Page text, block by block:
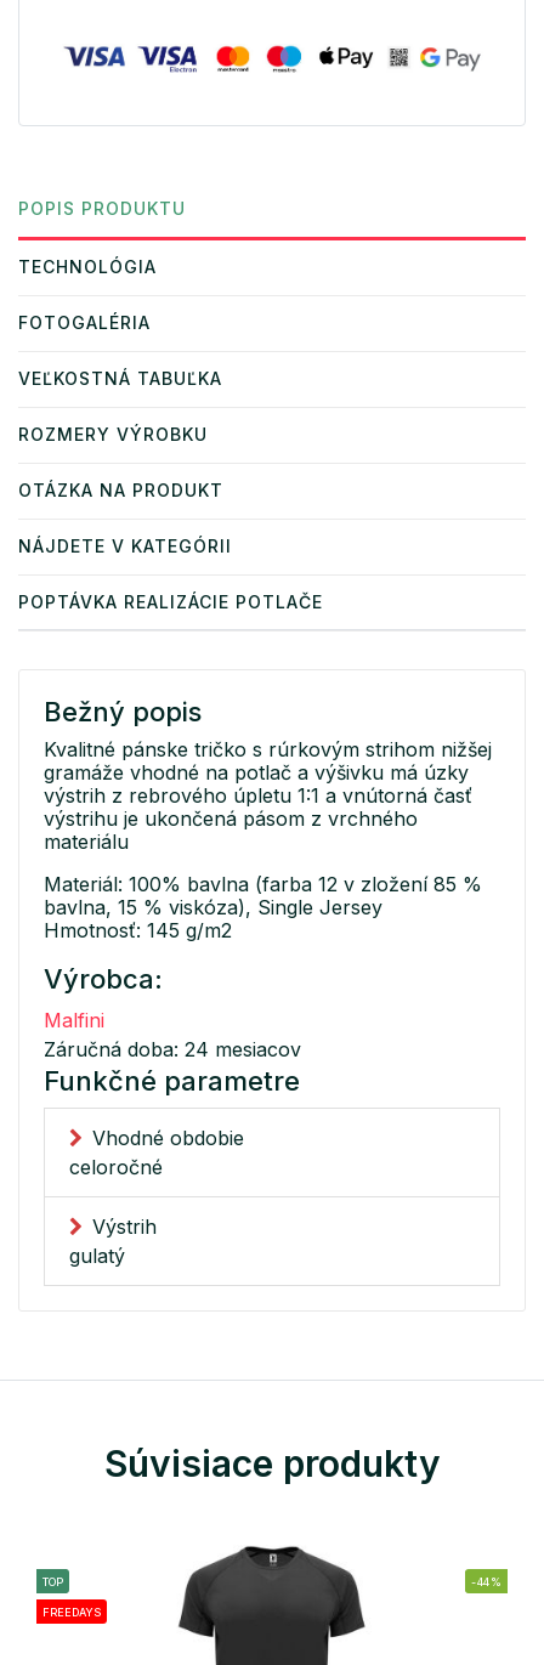
POPIS PRODUKTU
TECHNOLÓGIA
FOTOGALÉRIA
VEĽKOSTNÁ TABUĽKA
ROZMERY VÝROBKU
OTÁZKA NA PRODUKT
NÁJDETE V KATEGÓRII
POPTÁVKA REALIZÁCIE POTLAČE
Bežný popis
Kvalitné pánske tričko s rúrkovým strihom nižšej
gramáže vhodné na potlač a výšivku má úzky
výstrih z rebrového úpletu 1:1 a vnútorná časť
výstrihu je ukončená pásom z vrchného
materiálu
Materiál: 100% bavlna (farba 12 v zložení 85 %
bavlna, 15 % viskóza), Single Jersey
Hmotnosť: 145 g/m2
Výrobca:
Malfini
Záručná doba: 24 mesiacov
Funkčné parametre
Vhodné obdobie
celoročné
Výstrih
gulatý
Súvisiace produkty
TOP
FREEDAYS
-44%